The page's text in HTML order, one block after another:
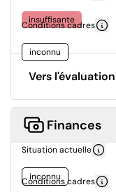
insuffisante
Conditions cadres
inconnu
Vers
Finances
Situation actuelle
inconnu
Conditions cadres